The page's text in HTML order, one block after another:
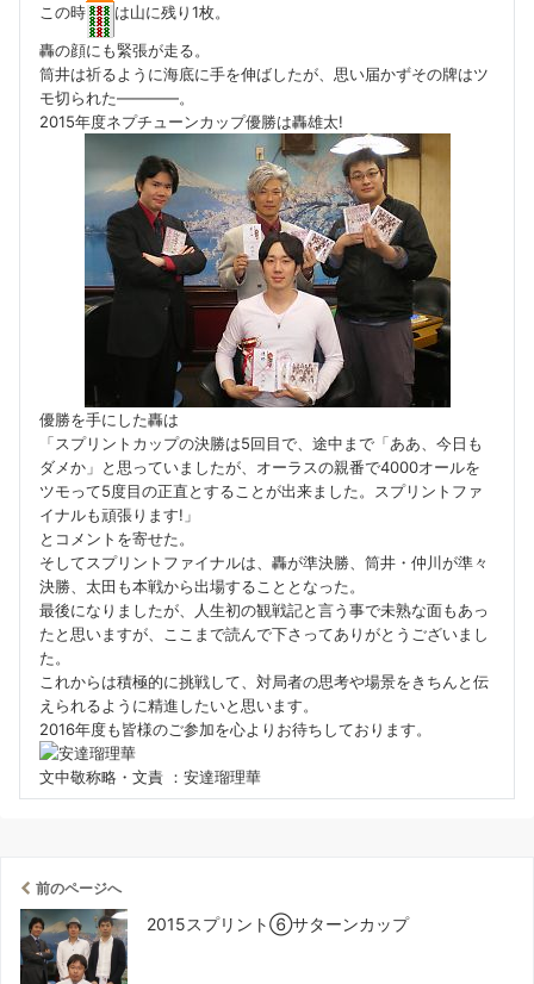
この時
は山に残り1枚。
轟の顔にも緊張が走る。
筒井は祈るように海底に手を伸ばしたが、思い届かずその牌はツ
モ切られた————。
2015年度ネプチューンカップ優勝は轟雄太!
優勝を手にした轟は
「スプリントカップの決勝は5回目で、途中まで「ああ、今日も
ダメか」と思っていましたが、オーラスの親番で4000オールを
ツモって5度目の正直とすることが出来ました。スプリントファ
イナルも頑張ります!」
とコメントを寄せた。
そしてスプリントファイナルは、轟が準決勝、筒井・仲川が準々
決勝、太田も本戦から出場することとなった。
最後になりましたが、人生初の観戦記と言う事で未熟な面もあっ
たと思いますが、ここまで読んで下さってありがとうございまし
た。
これからは積極的に挑戦して、対局者の思考や場景をきちんと伝
えられるように精進したいと思います。
2016年度も皆様のご参加を心よりお待ちしております。
文中敬称略・文責 ：安達瑠理華
前のページへ
2015スプリント⑥サターンカップ